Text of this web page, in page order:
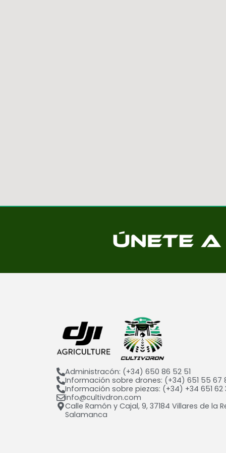
Administracón: (+34) 650 86 52 51
Información sobre drones: (+34) 651 55 67
Información sobre piezas: (+34) +34 651 62
info@cultivdron.com​
Calle Ramón y Cajal, 9, 37184 Villares de la
Salamanca​